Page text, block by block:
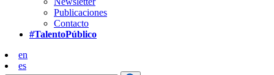
Publicaciones
Contacto
#TalentoPúblico
en
es